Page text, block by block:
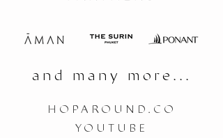
and many more...
HOPAROUND.CO
YOUTUBE